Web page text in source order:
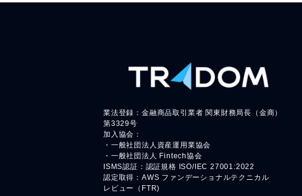
業法登録：金融商品取引業者 関東財務局長（金商）
第3329号
加入協会：
・一般社団法人資産運用業協会
・一般社団法人 Fintech協会
ISMS認証：認証規格 ISO/IEC 27001:2022
認定取得：AWS ファンデーショナルテクニカル
レビュー（FTR)